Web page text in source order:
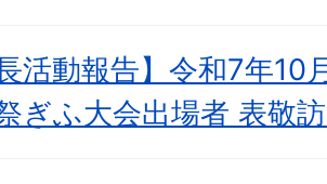
長活動報告】令和7年
ぎふ大会出場者 表敬